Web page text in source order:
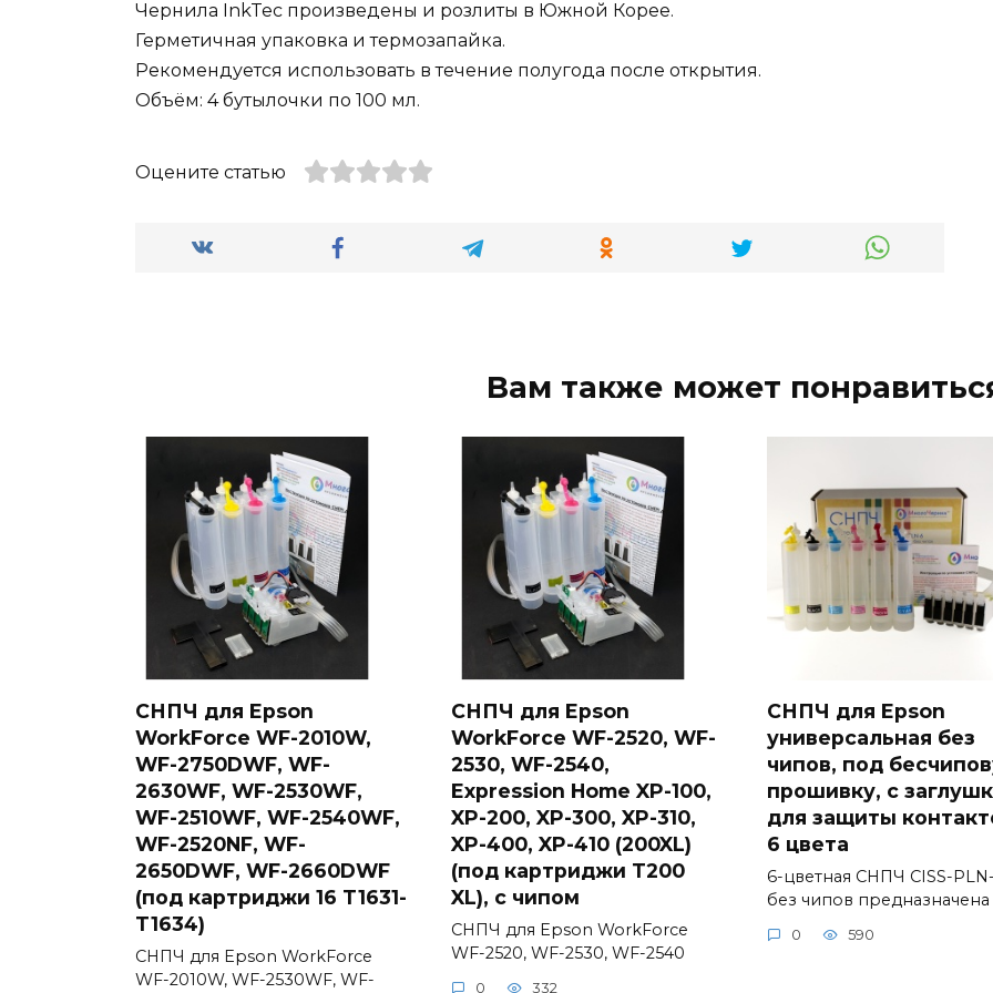
Чернила InkTec произведены и розлиты в Южной Корее.
Герметичная упаковка и термозапайка.
Рекомендуется использовать в течение полугода после открытия.
Объём: 4 бутылочки по 100 мл.
Оцените статью
Вам также может
СНПЧ для Epson
WorkForce WF-2010W,
WF-2750DWF, WF-
2630WF, WF-2530WF,
WF-2510WF, WF-2540WF,
WF-2520NF, WF-
2650DWF, WF-2660DWF
(под картриджи 16 T1631-
T1634)
СНПЧ для Epson WorkForce
WF-2010W, WF-2530WF, WF-
СНПЧ для Epson
WorkForce WF-2520, WF-
2530, WF-2540,
Expression Home XP-100,
XP-200, XP-300, XP-310,
XP-400, XP-410 (200XL)
(под картриджи T200
XL), с чипом
СНПЧ для Epson WorkForce
WF-2520, WF-2530, WF-2540
0 332
СНПЧ для Epson
универсальная без
чипов, под
прошивку, с
для защиты
6 цвета
6-цветная СНПЧ CISS-
без чипов предназначена
0 590